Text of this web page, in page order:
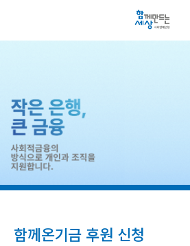
함께온기금 후원 신청